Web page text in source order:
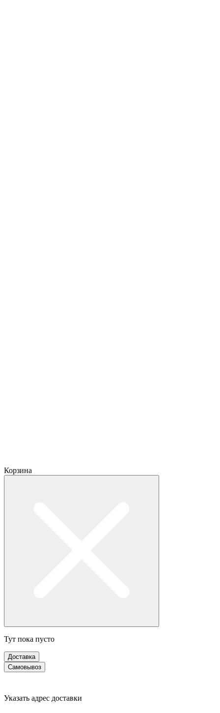
Корзина
Тут пока пусто
Доставка
Самовывоз
Указать адрес доставки